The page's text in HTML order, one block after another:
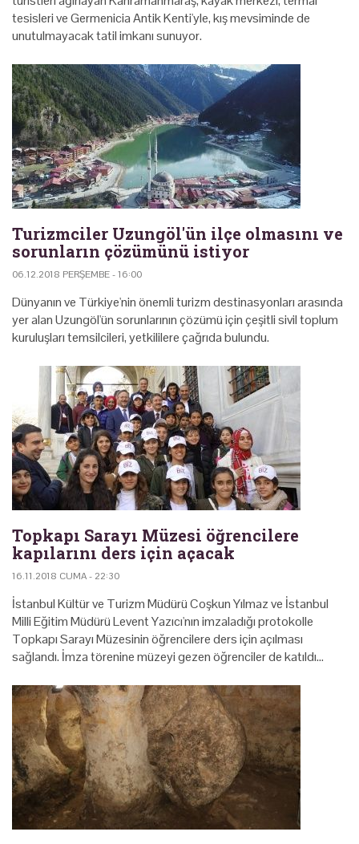
tesisleri ve Germenicia Antik Kenti'yle, kış mevsiminde de
unutulmayacak tatil imkanı sunuyor.
Turizmciler Uzungöl'ün ilçe olmasını ve
sorunların çözümünü istiyor
06.12.2018 PERŞEMBE - 16:00
Dünyanın ve Türkiye'nin önemli turizm destinasyonları arasında
yer alan Uzungöl'ün sorunlarının çözümü için çeşitli sivil toplum
kuruluşları temsilcileri, yetkililere çağrıda bulundu.
Topkapı Sarayı Müzesi öğrencilere
kapılarını ders için açacak
16.11.2018 CUMA - 22:30
İstanbul Kültür ve Turizm Müdürü Coşkun Yılmaz ve İstanbul
Milli Eğitim Müdürü Levent Yazıcı'nın imzaladığı protokolle
Topkapı Sarayı Müzesinin öğrencilere ders için açılması
sağlandı. İmza törenine müzeyi gezen öğrenciler de katıldı…